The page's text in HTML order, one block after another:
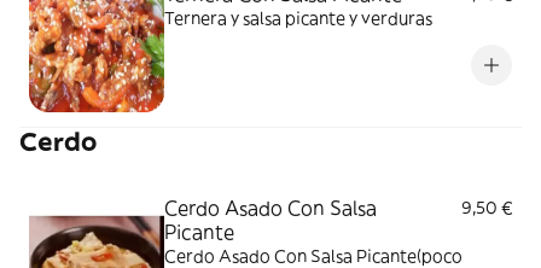
Ternera y salsa picante y verduras
Cerdo
Cerdo Asado Con Salsa
Picante
9,50 €
Cerdo Asado Con Salsa Picante(poco